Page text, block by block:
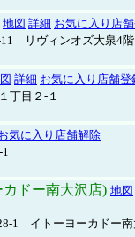
地図 詳細 お気に入り店
11 リヴィンオズ大泉4階
詳細 お気に入り店舗登
丁目２-１
気に入り店舗解除
ドー南大沢店) 地図
1 イトーヨーカドー南